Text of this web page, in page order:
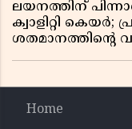
ലയനത്തിന്
ക്വാളിറ്റി
ശതമാനത്തിൻ്റെ
Home